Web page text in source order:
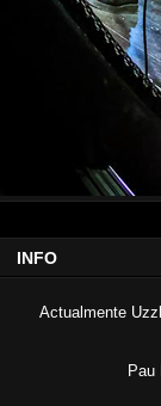
INFO
Actualmente
Pau